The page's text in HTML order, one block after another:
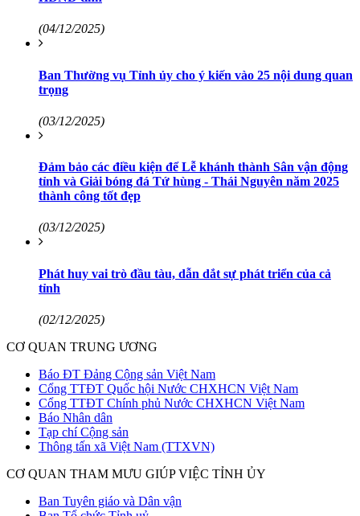
(04/12/2025)
Ban Thường vụ Tỉnh ủy cho ý kiến vào 25 nội dung quan
trọng
(03/12/2025)
Đảm bảo các điều kiện để Lễ khánh thành Sân vận động
tỉnh và Giải bóng đá Tứ hùng - Thái Nguyên năm 2025
thành công tốt đẹp
(03/12/2025)
Phát huy vai trò đầu tàu, dẫn dắt sự phát triển của cả
tỉnh
(02/12/2025)
CƠ QUAN TRUNG ƯƠNG
Báo ĐT Đảng Cộng sản Việt Nam
Cổng TTĐT Quốc hội Nước CHXHCN Việt Nam
Cổng TTĐT Chính phủ Nước CHXHCN Việt Nam
Báo Nhân dân
Tạp chí Cộng sản
Thông tấn xã Việt Nam (TTXVN)
CƠ QUAN THAM MƯU GIÚP VIỆC TỈNH ỦY
Ban Tuyên giáo và Dân vận